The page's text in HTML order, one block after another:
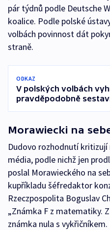
pár týdnů podle Deutsche
koalice. Podle polské
volbách povinnost dát
straně.
ODKAZ
V polských volbách
pravděpodobně
Morawiecki na
Dudovo rozhodnutí
média, podle nichž jen
poslal Morawieckého na
kupříkladu šéfredaktor
Rzeczpospolita Boguslav
„Známka F z matematiky.
známka nula s